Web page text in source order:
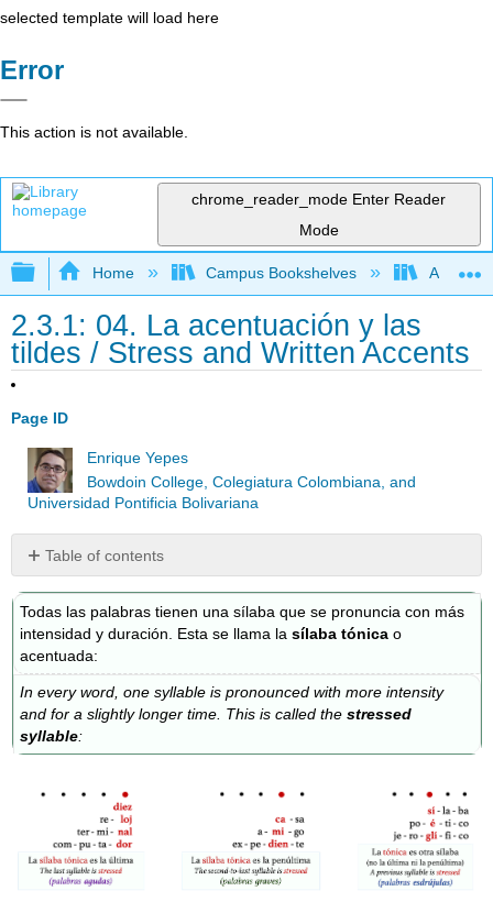
selected template will load here
Error
This action is not available.
chrome_reader_mode Enter Reader
Mode
Expand/collapse global hierarchy
Home Campus Bookshelves Allan
2.3.1: 04. La acentuación y las
tildes / Stress and Written Accents
Page ID
Enrique Yepes
Bowdoin College, Colegiatura Colombiana, and
Universidad Pontificia Bolivariana
Table of contents
agudas
Práctica
4A
Palabras
graves
Práctica
esdrújulas
Práctica
4C
Hiatos
Todas las palabras tienen una sílaba que se pronuncia con más
intensidad y duración. Esta se llama lasílaba tónica o
acentuada:
In every word, one syllable is pronounced with more intensity
and for a slightly longer time. This is called thestressed
syllable: